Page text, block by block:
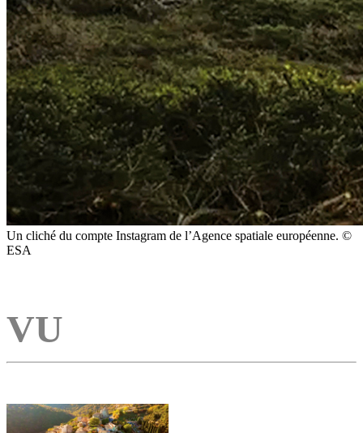
Un cliché du compte Instagram de l’Agence spatiale européenne. ©
ESA
VU